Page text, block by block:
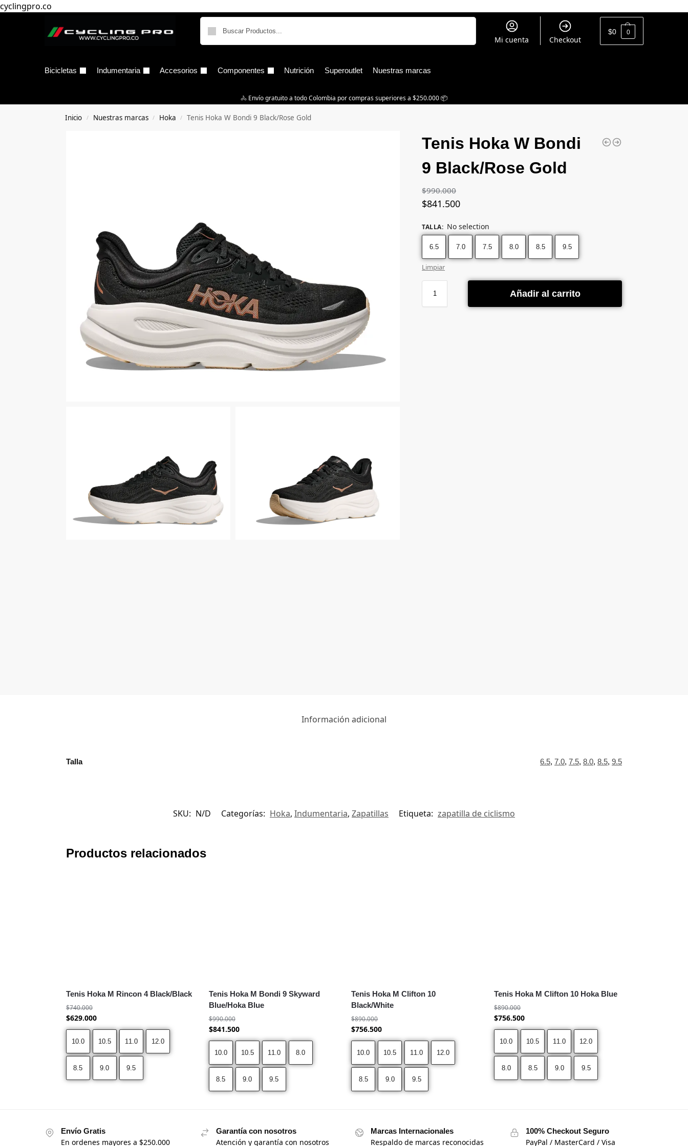
cyclingpro.co
Mi cuenta Checkout
$0 0
Bicicletas Indumentaria Accesorios Componentes Nutrición Superoutlet Nuestras marcas
🚴‍ Envío gratuito a todo Colombia por compras superiores a $250.000 📦
Inicio / Nuestras marcas / Hoka / Tenis Hoka W Bondi 9 Black/Rose Gold
Tenis Hoka W Bondi
9 Black/Rose Gold
$990.000
$841.500
TALLA: No selection
6.5 7.0 7.5 8.0 8.5 9.5
Limpiar
Añadir al carrito
Información adicional
Talla 6.5, 7.0, 7.5, 8.0, 8.5, 9.5
SKU: N/D Categorías: Hoka, Indumentaria, Zapatillas Etiqueta: zapatilla de ciclismo
Productos relacionados
Tenis Hoka M Rincon 4 Black/Black
$740.000
$629.000
10.0 10.5 11.0 12.0
8.5 9.0 9.5
Tenis Hoka M Bondi 9 Skyward
Blue/Hoka Blue
$990.000
$841.500
10.0 10.5 11.0 8.0
8.5 9.0 9.5
Tenis Hoka M Clifton 10
Black/White
$890.000
$756.500
10.0 10.5 11.0 12.0
8.5 9.0 9.5
Tenis Hoka M Clifton 10 Hoka Blue
$890.000
$756.500
10.0 10.5 11.0 12.0
8.0 8.5 9.0 9.5
Envío Gratis
En ordenes mayores a $250.000
Garantía con nosotros
Atención y garantía con nosotros
Marcas Internacionales
Respaldo de marcas reconocidas
100% Checkout Seguro
PayPal / MasterCard / Visa